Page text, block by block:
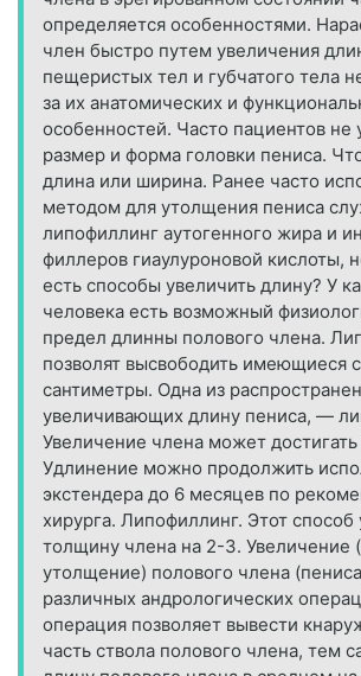
определяется особенностями.
член быстро путем увеличения
пещеристых тел и губчатого тела
за их анатомических и
особенностей. Часто пациентов не
размер и форма головки пениса.
длина или ширина. Ранее часто
методом для утолщения пениса
липофиллинг аутогенного жира и
филлеров гиаулуроновой кислоты,
есть способы увеличить длину? У
человека есть возможный
предел длинны полового члена.
позволят высвободить имеющиеся
сантиметры. Одна из
увеличивающих длину пениса, —
Увеличение члена может
Удлинение можно продолжить
экстендера до 6 месяцев по
хирурга. Липофиллинг. Этот способ
толщину члена на 2-3. Увеличение
утолщение) полового члена
различных андрологических
операция позволяет вывести
часть ствола полового члена, тем